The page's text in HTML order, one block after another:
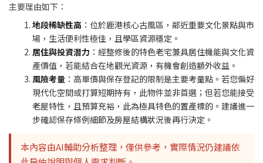
主要理由如下：
地段稀缺性高 ：位於鹿港核心古風區，鄰近重要文化景點與市
場，生活便利性極佳，且學區資源穩定。
居住與投資潛力 ：經整修後的特色老宅兼具居住機能與文化資
產價值，若能結合在地觀光資源，有機會創造額外收益。
風險考量 ：高單價與保存登記的限制是主要考量點。若您偏好
現代化空間或打算短期持有，此物件並非首選；但若您能接受
老屋特性，且預算充裕，此為極具特色的置產標的。建議進一
步確認保存條例細節及房屋結構狀況後再行決定。
本內容由AI輔助分析整理，僅供參考，實際情況仍建議依